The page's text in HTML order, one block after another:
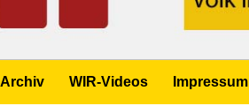
Archiv WIR-Videos Impressum